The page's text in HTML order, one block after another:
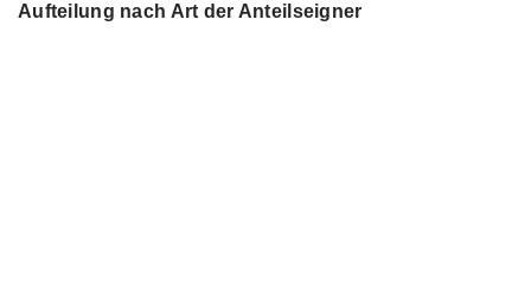
Aufteilung nach Art der Anteilseigner